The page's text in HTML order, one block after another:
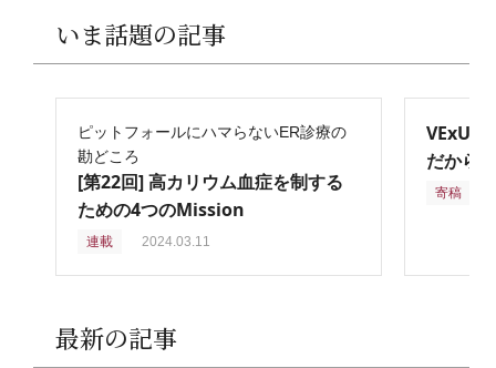
いま話題の記事
ピットフォールにハマらないER診療の
勘どころ
[第22回] 高カリウム血症を制する
ための4つのMission
連載 2024.03.11
VExUS
だから
寄稿
最新の記事